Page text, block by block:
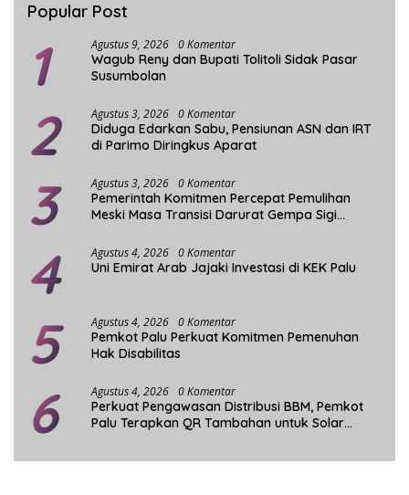
Popular Post
1 Agustus 9, 2026 0 Komentar
Wagub Reny dan Bupati Tolitoli Sidak Pasar
Susumbolan
2 Agustus 3, 2026 0 Komentar
Diduga Edarkan Sabu, Pensiunan ASN dan IRT
di Parimo Diringkus Aparat
3 Agustus 3, 2026 0 Komentar
Pemerintah Komitmen Percepat Pemulihan
Meski Masa Transisi Darurat Gempa Sigi
4 Agustus 4, 2026 0 Komentar
Uni Emirat Arab Jajaki Investasi di KEK Palu
5 Agustus 4, 2026 0 Komentar
Pemkot Palu Perkuat Komitmen Pemenuhan
Hak Disabilitas
6 Agustus 4, 2026 0 Komentar
Perkuat Pengawasan Distribusi BBM, Pemkot
Palu Terapkan QR Tambahan untuk Solar